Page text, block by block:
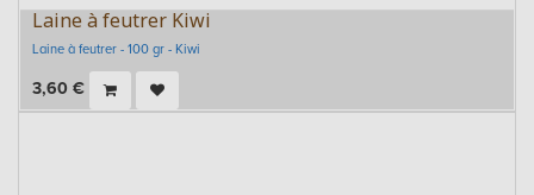
Laine à feutrer Kiwi
Laine à feutrer - 100 gr - Kiwi
3,60 €